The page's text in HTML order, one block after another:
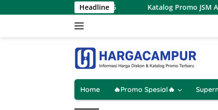
ke
Headline
Terbaru 7 – 9 Agustus 2026 Katalog Promo JSM
Home 🔥Promo Spesial🔥